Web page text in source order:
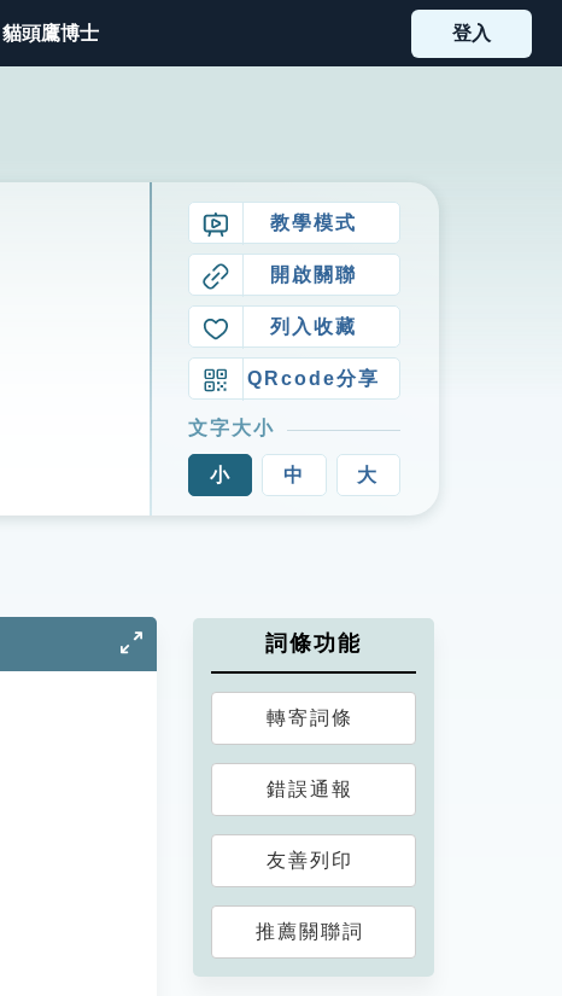
貓頭鷹博士 登入
教學模式
開啟關聯
列入收藏
QRcode分享
文字大小
小 中 大
詞條功能
轉寄詞條
錯誤通報
友善列印
推薦關聯詞